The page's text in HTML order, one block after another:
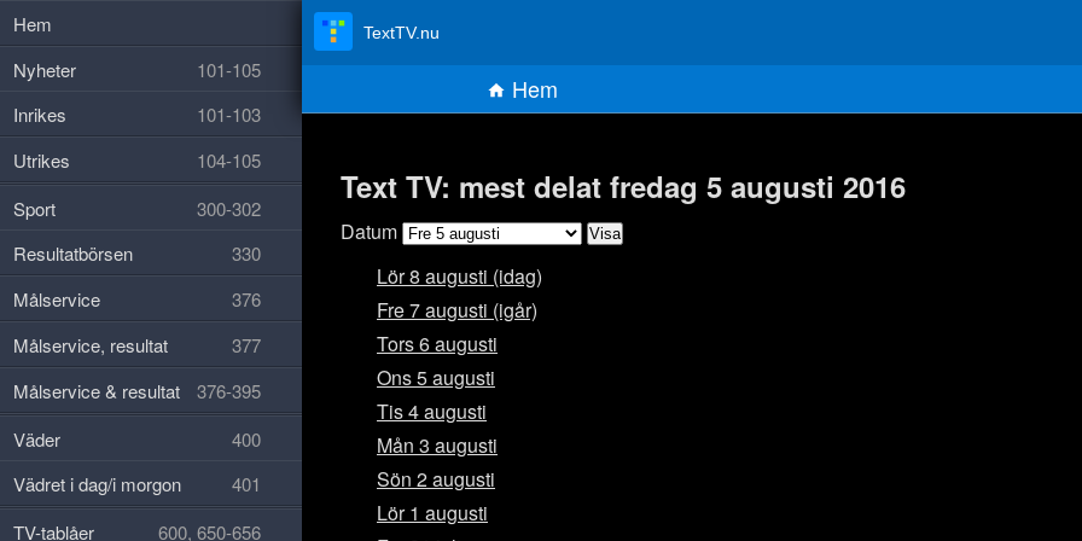
Text TV: mest delat fredag 5 augusti 2016
Datum
Lör 8 augusti (idag)
Fre 7 augusti (igår)
Tors 6 augusti
Ons 5 augusti
Tis 4 augusti
Mån 3 augusti
Sön 2 augusti
Lör 1 augusti
TextTV.nu
Hem
Hem
Nyheter
101-105
Inrikes
101-103
Utrikes
104-105
Sport
300-302
Resultatbörsen
330
Målservice
376
Målservice, resultat
377
Målservice & resultat
376-395
Väder
400
Vädret i dag/i morgon
401
TV-tablåer
600, 650-656